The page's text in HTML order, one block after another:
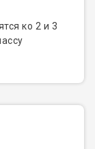
ко 2 и 3